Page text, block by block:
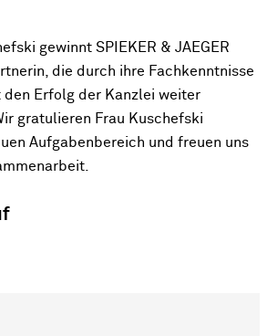
gewinnt SPIEKER & JAEGER
die durch ihre Fachkenntnisse
den Erfolg der Kanzlei weiter
gratulieren Frau Kuschefski
Aufgabenbereich und freuen uns